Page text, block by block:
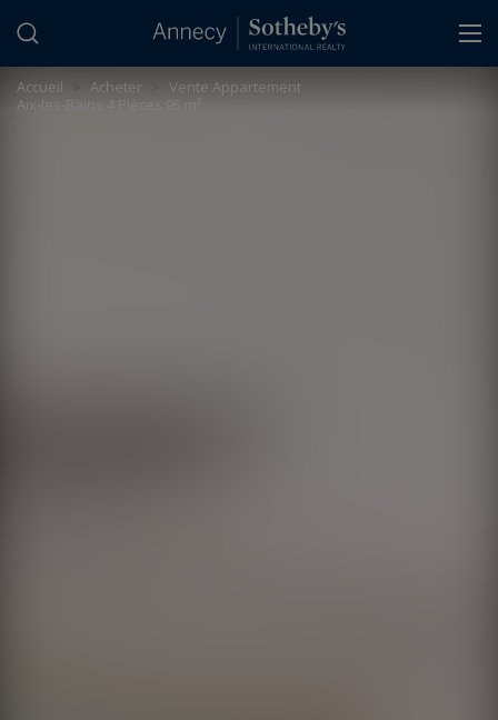
Accueil > Acheter > Vente Appartement
Aix-les-Bains 4 Pièces 95 m²